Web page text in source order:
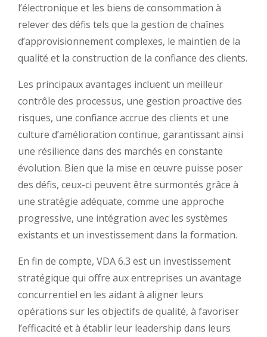
l’électronique et les biens de consommation à
relever des défis tels que la gestion de chaînes
d’approvisionnement complexes, le maintien de la
qualité et la construction de la confiance des clients.
Les principaux avantages incluent un meilleur
contrôle des processus, une gestion proactive des
risques, une confiance accrue des clients et une
culture d’amélioration continue, garantissant ainsi
une résilience dans des marchés en constante
évolution. Bien que la mise en œuvre puisse poser
des défis, ceux-ci peuvent être surmontés grâce à
une stratégie adéquate, comme une approche
progressive, une intégration avec les systèmes
existants et un investissement dans la formation.
En fin de compte, VDA 6.3 est un investissement
stratégique qui offre aux entreprises un avantage
concurrentiel en les aidant à aligner leurs
opérations sur les objectifs de qualité, à favoriser
l’efficacité et à établir leur leadership dans leurs